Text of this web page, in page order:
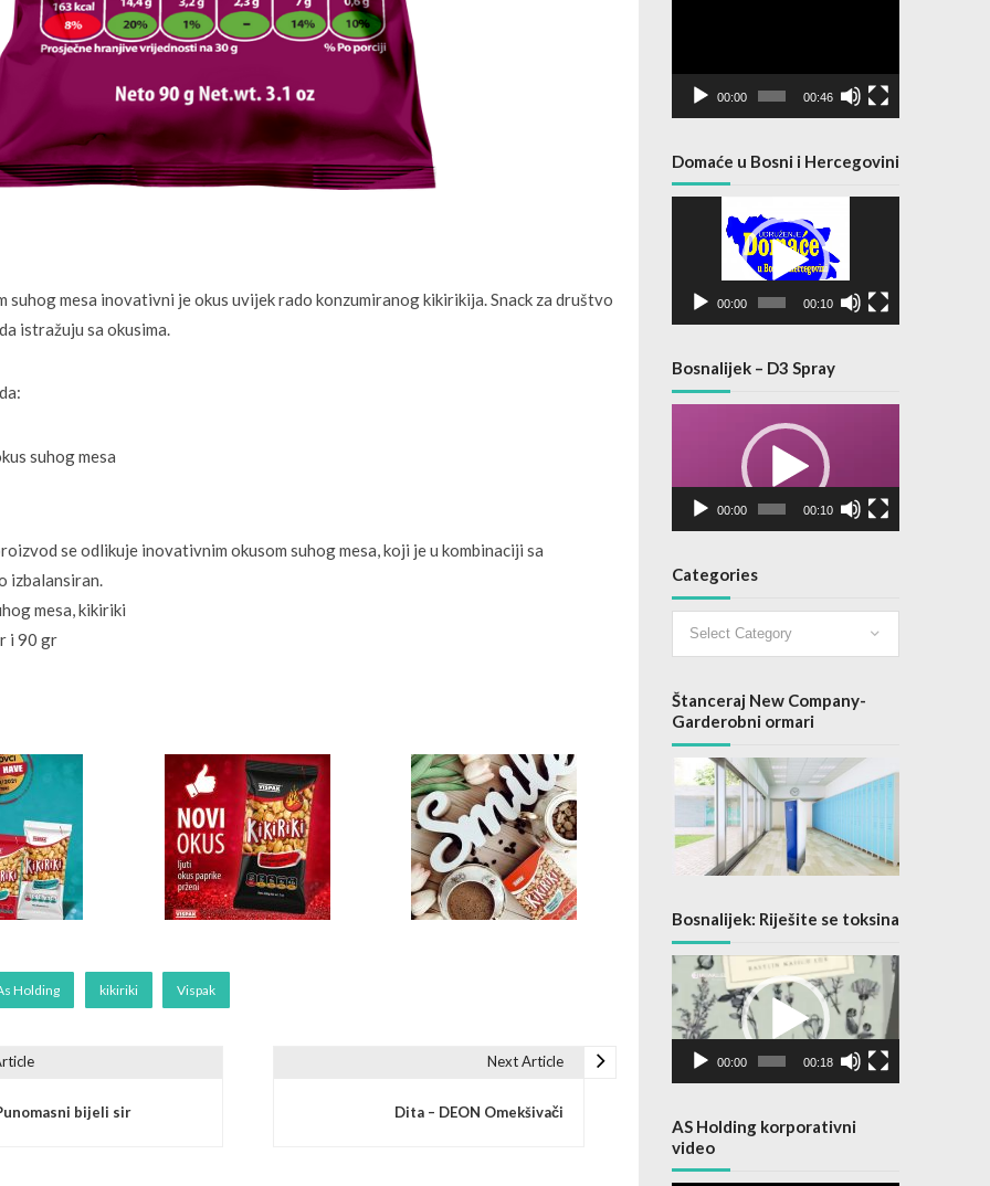
suhog mesa inovativni je okus uvijek rado konzumiranog kikirikija. Snack za društvo
istražuju sa okusima.
suhog mesa
se odlikuje inovativnim okusom suhog mesa, koji je u kombinaciji sa
izbalansiran.
mesa, kikiriki
i 90 gr
Holding kikiriki Vispak
bijeli sir
Next Article
Dita – DEON Omekšivači
00:00 00:46
Domaće u Bosni i Hercegovini
00:00 00:10
Bosnalijek – D3 Spray
00:00 00:10
Categories
Štanceraj New Company-
Garderobni ormari
Bosnalijek: Riješite se toksina
Video
Player
00:00 00:18
AS Holding korporativni
video